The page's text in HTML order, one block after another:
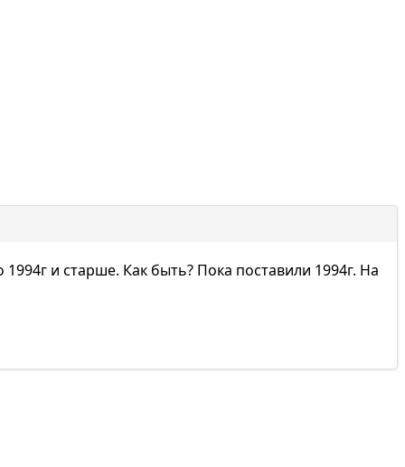
и старше. Как быть? Пока поставили 1994г. На